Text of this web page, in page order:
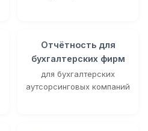
Отчётность для
бухгалтерских фирм
для бухгалтерских
аутсорсинговых компаний